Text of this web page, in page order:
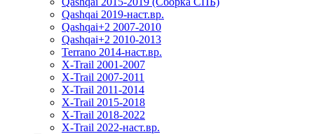
Qashqai 2019-наст.вр.
Qashqai+2 2007-2010
Qashqai+2 2010-2013
Terrano 2014-наст.вр.
X-Trail 2001-2007
X-Trail 2007-2011
X-Trail 2011-2014
X-Trail 2015-2018
X-Trail 2018-2022
X-Trail 2022-наст.вр.